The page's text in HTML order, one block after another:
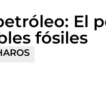
El
fósiles